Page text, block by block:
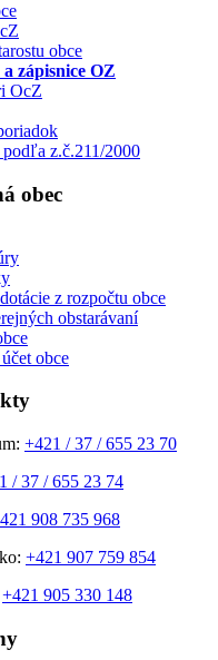
obce
a zápisnice OZ
OcZ
z.č.211/2000
obec
z rozpočtu obce
obstarávaní
obce
+421 / 37 / 655 23 70
/ 37 / 655 23 74
908 735 968
+421 907 759 854
+421 905 330 148